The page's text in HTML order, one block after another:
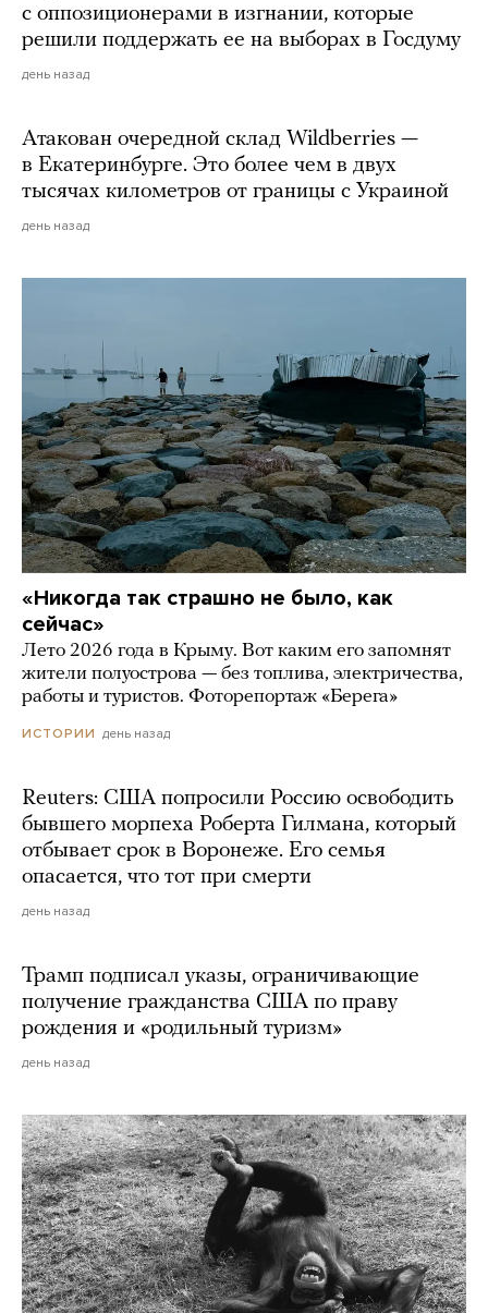
с оппозиционерами в изгнании, которые
решили поддержать ее на выборах в Госдуму
день назад
Атакован очередной склад Wildberries —
в Екатеринбурге. Это более чем в двух
тысячах километров от границы с Украиной
день назад
«Никогда так страшно не было, как
сейчас»
Лето 2026 года в Крыму. Вот каким его запомнят
жители полуострова — без топлива, электричества,
работы и туристов. Фоторепортаж «Берега»
ИСТОРИИ день назад
Reuters: США попросили Россию освободить
бывшего морпеха Роберта Гилмана, который
отбывает срок в Воронеже. Его семья
опасается, что тот при смерти
день назад
Трамп подписал указы, ограничивающие
получение гражданства США по праву
рождения и «родильный туризм»
день назад